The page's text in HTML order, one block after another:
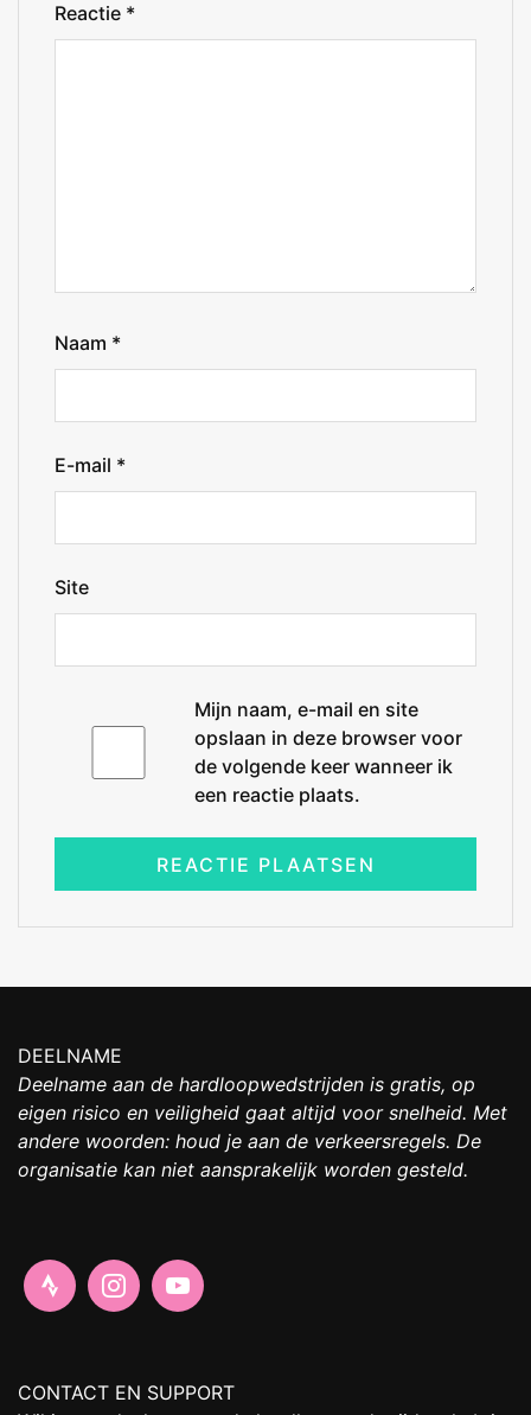
Reactie *
Naam *
E-mail *
Site
Mijn naam, e-mail en site
opslaan in deze browser voor
de volgende keer wanneer ik
een reactie plaats.
DEELNAME
Deelname aan de hardloopwedstrijden is gratis, op
eigen risico en veiligheid gaat altijd voor snelheid. Met
andere woorden: houd je aan de verkeersregels. De
organisatie kan niet aansprakelijk worden gesteld.
CONTACT EN SUPPORT